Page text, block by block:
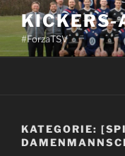
KICKERS-
#ForzaTSV
KATEGORIE: